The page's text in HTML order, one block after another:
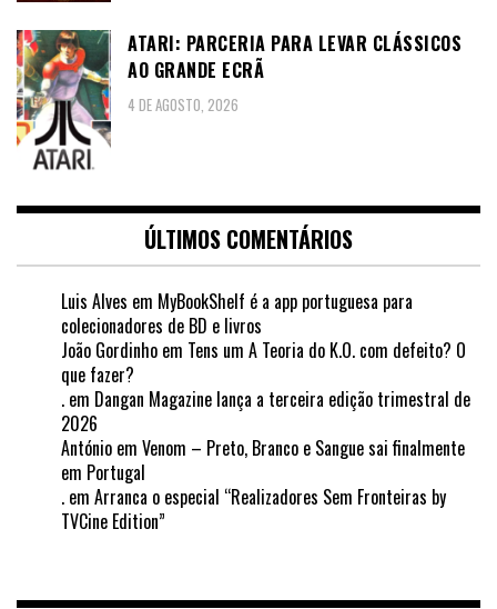
ATARI: PARCERIA PARA LEVAR CLÁSSICOS
AO GRANDE ECRÃ
4 DE AGOSTO, 2026
ÚLTIMOS COMENTÁRIOS
Luis Alves em MyBookShelf é a app portuguesa para
colecionadores de BD e livros
João Gordinho em Tens um A Teoria do K.O. com defeito? O
que fazer?
. em Dangan Magazine lança a terceira edição trimestral de
2026
António em Venom – Preto, Branco e Sangue sai finalmente
em Portugal
. em Arranca o especial “Realizadores Sem Fronteiras by
TVCine Edition”